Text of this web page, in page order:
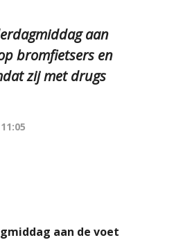
aan
bromfietsers en
zij met drugs
aan de voet